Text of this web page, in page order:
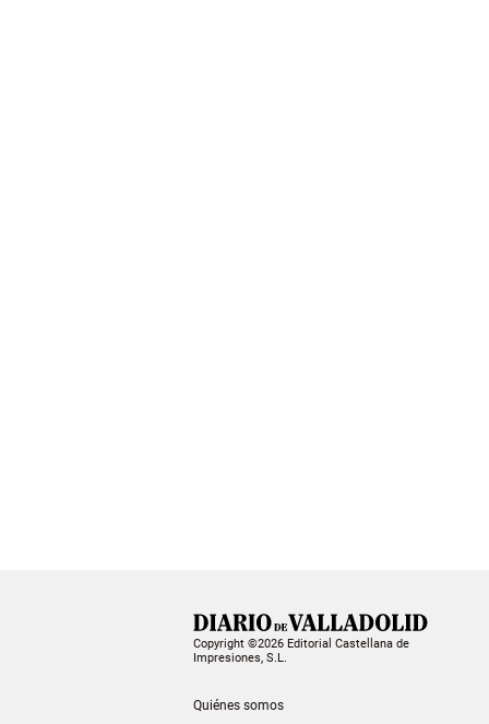
Copyright ©2026 Editorial Castellana de
Impresiones, S.L.
Quiénes somos